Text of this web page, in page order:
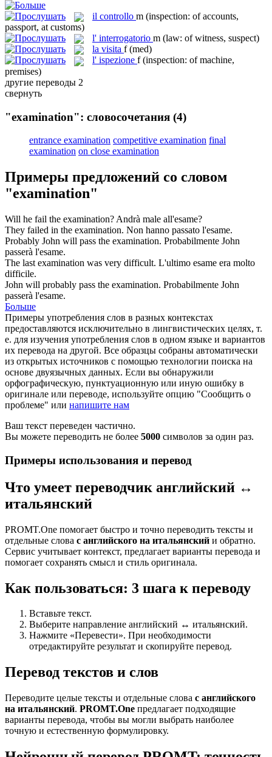
il controllo m (inspection: of accounts,
passport, at customs)
l' interrogatorio m (law: of witness, suspect)
la visita f (med)
l' ispezione f (inspection: of machine,
premises)
другие переводы 2
свернуть
"examination": словосочетания (4)
entrance examination competitive examination final
examination on close examination
Примеры предложений со словом
"examination"
Will he fail the examination? Andrà male all'esame?
They failed in the examination. Non hanno passato l'esame.
Probably John will pass the examination. Probabilmente John
passerà l'esame.
The last examination was very difficult. L'ultimo esame era molto
difficile.
John will probably pass the examination. Probabilmente John
passerà l'esame.
Больше
Примеры употребления слов в разных контекстах
предоставляются исключительно в лингвистических целях, т.
е. для изучения употребления слов в одном языке и вариантов
их перевода на другой. Все образцы собраны автоматически
из открытых источников с помощью технологии поиска на
основе двуязычных данных. Если вы обнаружили
орфографическую, пунктуационную или иную ошибку в
оригинале или переводе, используйте опцию "Сообщить о
проблеме" или напишите нам
Ваш текст переведен частично.
Вы можете переводить не более 5000 символов за один раз.
Примеры использования и перевод
Что умеет переводчик английский ↔
итальянский
PROMT.One помогает быстро и точно переводить тексты и
отдельные слова с английского на итальянский и обратно.
Сервис учитывает контекст, предлагает варианты перевода и
помогает сохранять смысл и стиль оригинала.
Как пользоваться: 3 шага к переводу
Вставьте текст.
Выберите направление английский ↔ итальянский.
Нажмите «Перевести». При необходимости
отредактируйте результат и скопируйте перевод.
Перевод текстов и слов
Переводите целые тексты и отдельные слова с английского
на итальянский. PROMT.One предлагает подходящие
варианты перевода, чтобы вы могли выбрать наиболее
точную и естественную формулировку.